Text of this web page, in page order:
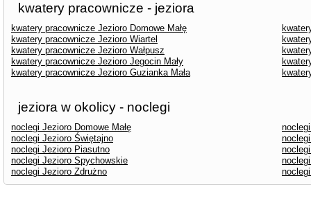
kwatery pracownicze - jeziora
kwatery pracownicze Jezioro Domowe Małę
kwatery pracownicze Jezioro Wiartel
kwatery pracownicze Jezioro Wałpusz
kwatery pracownicze Jezioro Jegocin Mały
kwatery pracownicze Jezioro Guzianka Mała
jeziora w okolicy - noclegi
noclegi Jezioro Domowe Małę
noclegi Jezioro Świętajno
noclegi Jezioro Piasutno
noclegi Jezioro Spychowskie
noclegi Jezioro Zdrużno